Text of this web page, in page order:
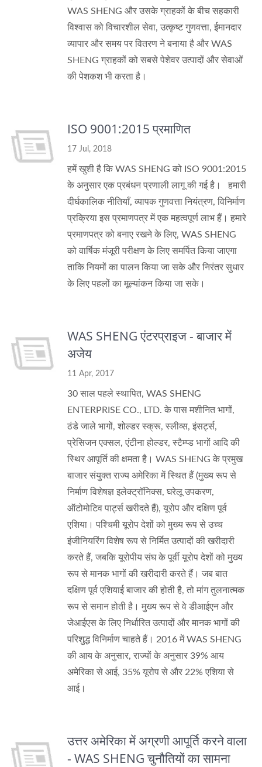
WAS SHENG और उसके ग्राहकों के बीच सहकारी
विश्वास को विचारशील सेवा, उत्कृष्ट गुणवत्ता, ईमानदार
व्यापार और समय पर वितरण ने बनाया है और WAS
SHENG ग्राहकों को सबसे पेशेवर उत्पादों और सेवाओं
की पेशकश भी करता है।
ISO 9001:2015 प्रमाणित
17 Jul, 2018
हमें खुशी है कि WAS SHENG को ISO 9001:2015
के अनुसार एक प्रबंधन प्रणाली लागू की गई है। हमारी
दीर्घकालिक नीतियाँ, व्यापक गुणवत्ता नियंत्रण, विनिर्माण
प्रक्रिया इस प्रमाणपत्र में एक महत्वपूर्ण लाभ हैं। हमारे
प्रमाणपत्र को बनाए रखने के लिए, WAS SHENG
को वार्षिक मंजूरी परीक्षण के लिए समर्पित किया जाएगा
ताकि नियमों का पालन किया जा सके और निरंतर सुधार
के लिए पहलों का मूल्यांकन किया जा सके।
WAS SHENG एंटरप्राइज - बाजार में
अजेय
11 Apr, 2017
30 साल पहले स्थापित, WAS SHENG
ENTERPRISE CO., LTD. के पास मशीनित भागों,
ठंडे जाले भागों, शोल्डर स्क्रू, स्लीव्स, इंसर्ट्स,
प्रेसिजन एक्सल, एंटीना होल्डर, स्टैम्प्ड भागों आदि की
स्थिर आपूर्ति की क्षमता है। WAS SHENG के प्रमुख
बाजार संयुक्त राज्य अमेरिका में स्थित हैं (मुख्य रूप से
निर्माण विशेषज्ञ इलेक्ट्रॉनिक्स, घरेलू उपकरण,
ऑटोमोटिव पार्ट्स खरीदते हैं), यूरोप और दक्षिण पूर्व
एशिया। पश्चिमी यूरोप देशों को मुख्य रूप से उच्च
इंजीनियरिंग विशेष रूप से निर्मित उत्पादों की खरीदारी
करते हैं, जबकि यूरोपीय संघ के पूर्वी यूरोप देशों को मुख्य
रूप से मानक भागों की खरीदारी करते हैं। जब बात
दक्षिण पूर्व एशियाई बाजार की होती है, तो मांग तुलनात्मक
रूप से समान होती है। मुख्य रूप से वे डीआईएन और
जेआईएस के लिए निर्धारित उत्पादों और मानक भागों की
परिशुद्ध विनिर्माण चाहते हैं। 2016 में WAS SHENG
की आय के अनुसार, राज्यों के अनुसार 39% आय
अमेरिका से आई, 35% यूरोप से और 22% एशिया से
आई।
उत्तर अमेरिका में अग्रणी आपूर्ति करने वाला
- WAS SHENG चुनौतियों का सामना